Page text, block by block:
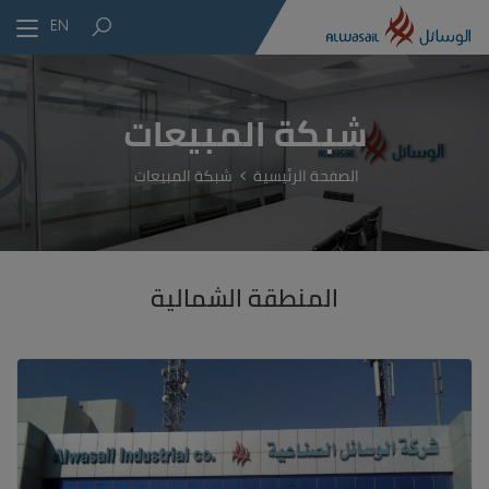
EN
شبكة المبيعات
الصفحة الرئيسية شبكة المبيعات
المنطقة الشمالية